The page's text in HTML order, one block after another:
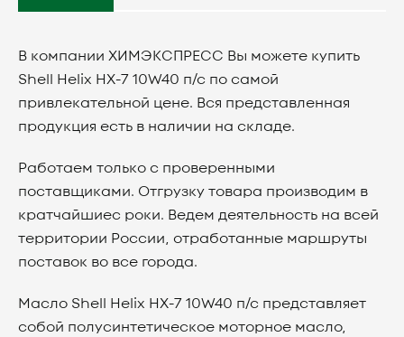
В компании ХИМЭКСПРЕСС Вы можете купить
Shell Helix HX-7 10W40 п/с по самой
привлекательной цене. Вся представленная
продукция есть в наличии на складе.
Работаем только с проверенными
поставщиками. Отгрузку товара производим в
кратчайшиес роки. Ведем деятельность на всей
территории России, отработанные маршруты
поставок во все города.
Масло Shell Helix HX-7 10W40 п/с представляет
собой полусинтетическое моторное масло,